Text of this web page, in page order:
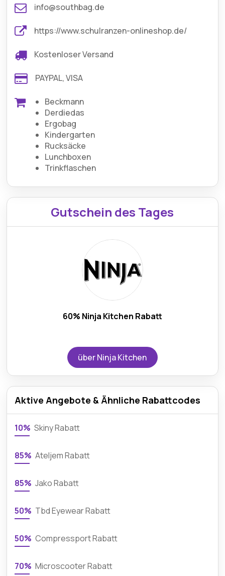
info@southbag.de
https://www.schulranzen-onlineshop.de/
Kostenloser Versand
PAYPAL, VISA
Beckmann
Derdiedas
Ergobag
Kindergarten
Rucksäcke
Lunchboxen
Trinkflaschen
Gutschein des Tages
60% Ninja Kitchen Rabatt
über Ninja Kitchen
Aktive Angebote & Ähnliche Rabattcodes
10% Skiny Rabatt
85% Ateljem Rabatt
85% Jako Rabatt
50% Tbd Eyewear Rabatt
50% Compressport Rabatt
70% Microscooter Rabatt